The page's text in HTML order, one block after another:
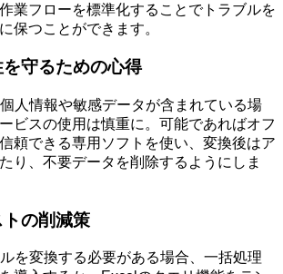
業フローを標準化することでトラブルを
保つことができます。
守るための心得
人情報や敏感データが含まれている場
ビスの使用は慎重に。可能であればオフ
頼できる専用ソフトを使い、変換後はア
り、不要データを削除するようにしま
の削減策
を変換する必要がある場合、一括処理